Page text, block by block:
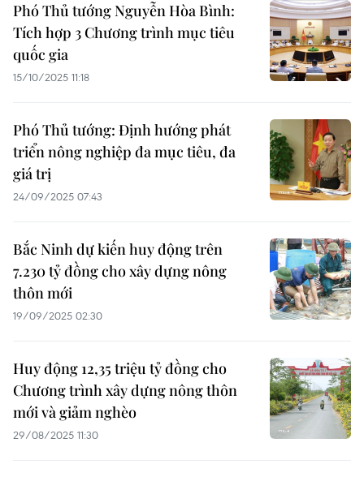
Phó Thủ tướng Nguyễn Hòa Bình:
Tích hợp 3 Chương trình mục tiêu
quốc gia
15/10/2025 11:18
Phó Thủ tướng: Định hướng phát
triển nông nghiệp đa mục tiêu, đa
giá trị
24/09/2025 07:43
Bắc Ninh dự kiến huy động trên
7.230 tỷ đồng cho xây dựng nông
thôn mới
19/09/2025 02:30
Huy động 12,35 triệu tỷ đồng cho
Chương trình xây dựng nông thôn
mới và giảm nghèo
29/08/2025 11:30